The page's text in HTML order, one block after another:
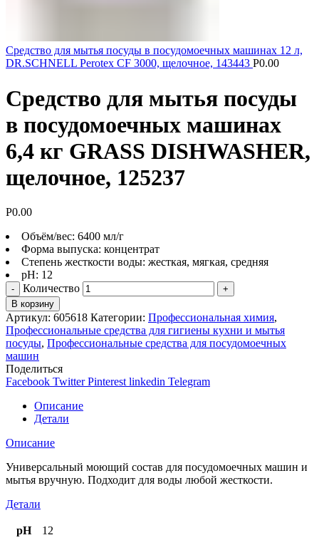
Средство для мытья посуды в посудомоечных машинах 12 л,
DR.SCHNELL Perotex CF 3000, щелочное, 143443 Р0.00
Средство для мытья посуды
в посудомоечных машинах
6,4 кг GRASS DISHWASHER,
щелочное, 125237
Р0.00
Объём/вес: 6400 мл/г
Форма выпуска: концентрат
Степень жесткости воды: жесткая, мягкая, средняя
pH: 12
Количество
В корзину
Артикул: 605618 Категории: Профессиональная химия,
Профессиональные средства для гигиены кухни и мытья
посуды, Профессиональные средства для посудомоечных
машин
Поделиться
Facebook Twitter Pinterest linkedin Telegram
Описание
Детали
Описание
Универсальный моющий состав для посудомоечных машин и
мытья вручную. Подходит для воды любой жесткости.
Детали
pH 12